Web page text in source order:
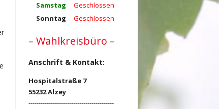
Samstag
Geschlossen
Sonntag
Geschlossen
– Wahlkreisbüro –
Anschrift & Kontakt:
Hospitalstraße 7
55232 Alzey
------------------------------------------